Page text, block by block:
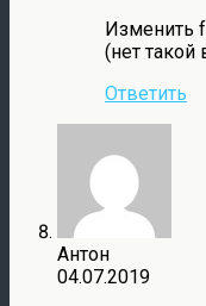
Изменить
(нет такой
Ответить
Антон
04.07.2019